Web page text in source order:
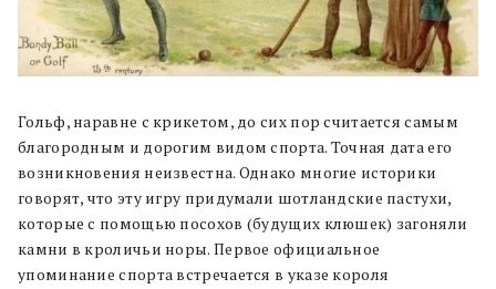
Гольф, наравне с крикетом, до сих пор считается самым
благородным и дорогим видом спорта. Точная дата его
возникновения неизвестна. Однако многие историки
говорят, что эту игру придумали шотландские пастухи,
которые с помощью посохов (будущих клюшек) загоняли
камни в кроличьи норы. Первое официальное
упоминание спорта встречается в указе короля